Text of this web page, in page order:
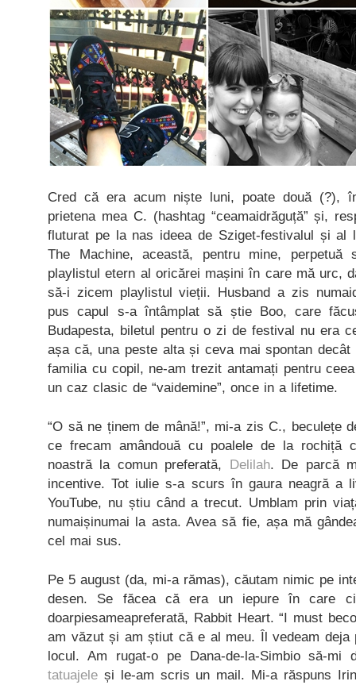
Cred că era acum niște luni, poate două (?),
prietena mea C. (hashtag “ceamaidrăguță” și,
fluturat pe la nas ideea de Sziget-festivalul și al
The Machine, această, pentru mine,
playlistul etern al oricărei mașini în care mă urc,
să-i zicem playlistul vieții. Husband a zis
pus capul s-a întâmplat să știe Boo, care
Budapesta, biletul pentru o zi de festival nu era
așa că, una peste alta și ceva mai spontan
familia cu copil, ne-am trezit antamați pentru
un caz clasic de “vaidemine”, once in a lifetime.
“O să ne ținem de mână!”, mi-a zis C., beculețe
ce frecam amândouă cu poalele de la rochiță
noastră la comun preferată, Delilah. De parcă
incentive. Tot iulie s-a scurs în gaura neagră a
YouTube, nu știu când a trecut. Umblam prin
numaișinumai la asta. Avea să fie, așa mă
cel mai sus.
Pe 5 august (da, mi-a rămas), căutam nimic pe
desen. Se făcea că era un iepure în care
doarpiesameapreferată, Rabbit Heart. “I must
am văzut și am știut că e al meu. Îl vedeam deja
locul. Am rugat-o pe Dana-de-la-Simbio să-mi
tatuajele și le-am scris un mail. Mi-a răspuns